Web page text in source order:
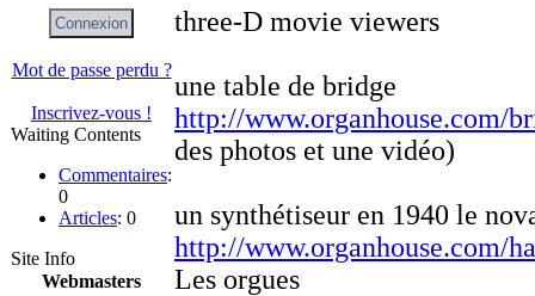
Mot de passe perdu ?
Inscrivez-vous !
Waiting Contents
Commentaires:
0
Articles: 0
Site Info
Webmasters
three-D movie viewers
une table de bridge
http://www.organhouse.com/
des photos et une vidéo)
un synthétiseur en 1940 le
http://www.organhouse.com/
Les orgues